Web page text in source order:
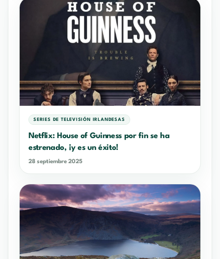
SERIES DE TELEVISIÓN IRLANDESAS
Netflix: House of Guinness por fin se ha
estrenado, ¡y es un éxito!
28 septiembre 2025